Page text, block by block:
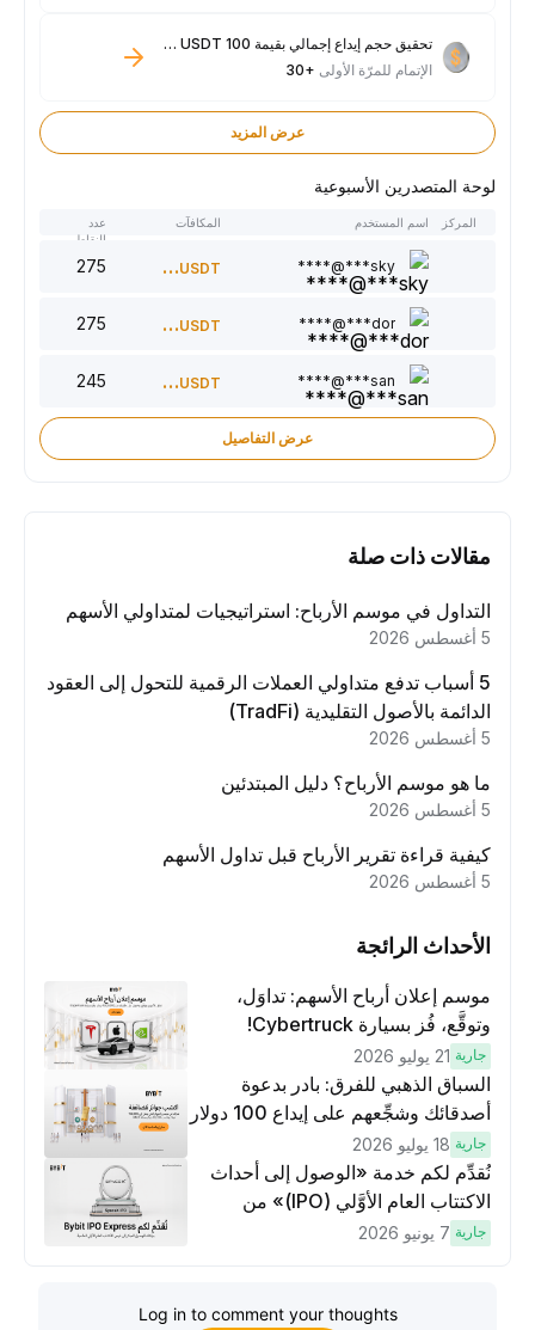
تحقيق حجم إيداع إجمالي بقيمة 100 USDT فأكثر
الإتمام للمرّة الأولى+30
عرض المزيد
لوحة المتصدرين الأسبوعية
المركز اسم المستخدم المكافآت
النقاط
sky***@****
300USDT
dor***@****
220USDT
san***@****
150USDT
عرض التفاصيل
مقالات ذات صلة
التداول في موسم الأرباح: استراتيجيات لمتداولي الأسهم
5 أسباب تدفع متداولي العملات الرقمية للتحول إلى العقود
الدائمة بالأصول التقليدية (TradFi)
ما هو موسم الأرباح؟ دليل المبتدئين
كيفية قراءة تقرير الأرباح قبل تداول الأسهم
الأحداث الرائجة
موسم إعلان أرباح الأسهم: تداوَل،
وتوقَّع، فُز بسيارة Cybertruck!
جارية 21 يوليو 2026
السباق الذهبي للفرق: بادر بدعوة
أصدقائك وشجِّعهم على إيداع 100 دولار
لكسَب مكافآت مُضاعَفة
جارية 18 يوليو 2026
نُقدِّم لكم خدمة «الوصول إلى أحداث
الاكتتاب العام الأوَّلي (IPO)» من
Bybit، بوابتك للوصول المبكر إلى فرص
جارية 7 يونيو 2026
Log in to comment your thoughts